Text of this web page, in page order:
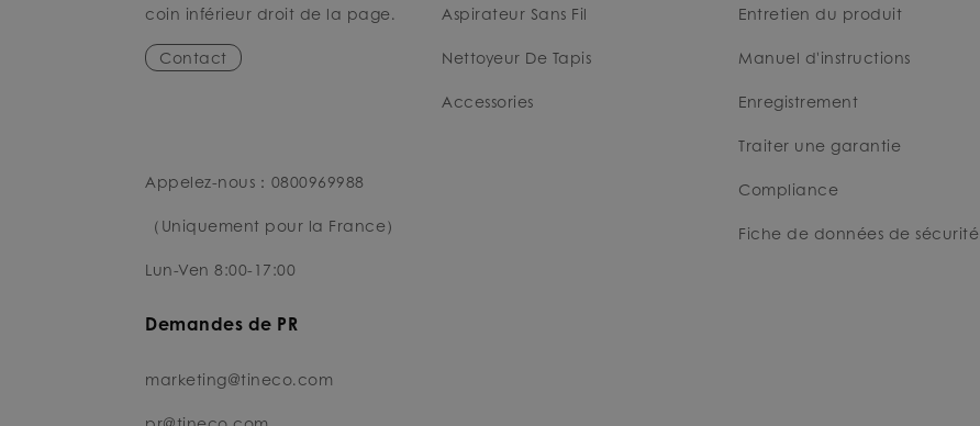
coin inférieur droit de la page.
Contact
Appelez-nous：0800969988
（Uniquement pour la France）
Lun-Ven 8:00-17:00
Demandes de PR
marketing@tineco.com
Aspirateur Sans Fil
Nettoyeur De Tapis
Accessories
Entretien du produit
Manuel d'instructions
Enregistrement
Traiter une garantie
Compliance
Fiche de données de sécurité